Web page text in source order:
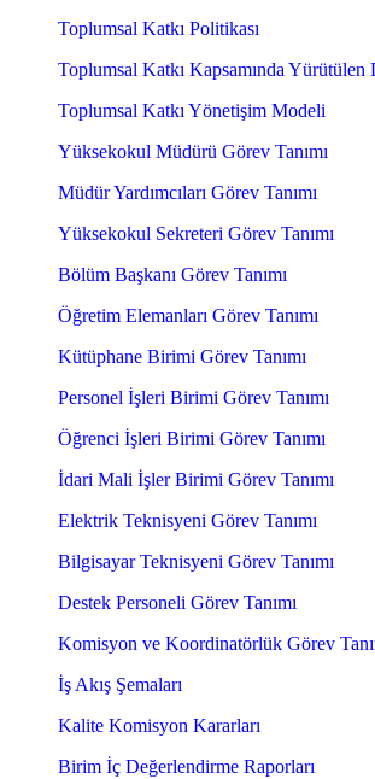
Toplumsal Katkı Politikası
Toplumsal Katkı Kapsamında Yürütülen
Toplumsal Katkı Yönetişim Modeli
Yüksekokul Müdürü Görev Tanımı
Müdür Yardımcıları Görev Tanımı
Yüksekokul Sekreteri Görev Tanımı
Bölüm Başkanı Görev Tanımı
Öğretim Elemanları Görev Tanımı
Kütüphane Birimi Görev Tanımı
Personel İşleri Birimi Görev Tanımı
Öğrenci İşleri Birimi Görev Tanımı
İdari Mali İşler Birimi Görev Tanımı
Elektrik Teknisyeni Görev Tanımı
Bilgisayar Teknisyeni Görev Tanımı
Destek Personeli Görev Tanımı
Komisyon ve Koordinatörlük Görev
İş Akış Şemaları
Kalite Komisyon Kararları
Birim İç Değerlendirme Raporları